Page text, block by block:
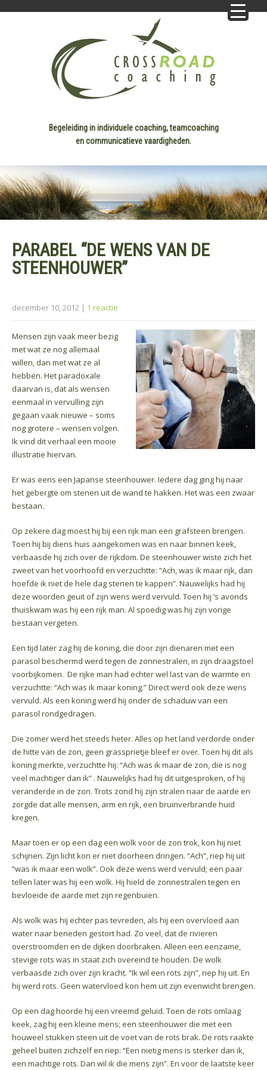
Begeleiding in individuele coaching, teamcoaching
en communicatieve vaardigheden.
PARABEL “DE WENS VAN DE
STEENHOUWER”
december 10, 2012 | 1 reactie
Mensen zijn vaak meer bezig
met wat ze nog allemaal
willen, dan met wat ze al
hebben. Het paradoxale
daarvan is, dat als wensen
eenmaal in vervulling zijn
gegaan vaak nieuwe – soms
nog grotere – wensen volgen.
Ik vind dit verhaal een mooie
illustratie hiervan.
Er was eens een Japanse steenhouwer. Iedere dag ging hij naar
het gebergte om stenen uit de wand te hakken. Het was een zwaar
bestaan.
Op zekere dag moest hij bij een rijk man een grafsteen brengen.
Toen hij bij diens huis aangekomen was en naar binnen keek,
verbaasde hij zich over de rijkdom. De steenhouwer wiste zich het
zweet van het voorhoofd en verzuchtte: “Ach, was ik maar rijk, dan
hoefde ik niet de hele dag stenen te kappen”. Nauwelijks had hij
deze woorden geuit of zijn wens werd vervuld. Toen hij ’s avonds
thuiskwam was hij een rijk man. Al spoedig was hij zijn vorige
bestaan vergeten.
Een tijd later zag hij de koning, die door zijn dienaren met een
parasol beschermd werd tegen de zonnestralen, in zijn draagstoel
voorbijkomen. De rijke man had echter wel last van de warmte en
verzuchtte: “Ach was ik maar koning.” Direct werd ook deze wens
vervuld. Als een koning werd hij onder de schaduw van een
parasol rondgedragen.
Die zomer werd het steeds heter. Alles op het land verdorde onder
de hitte van de zon, geen grassprietje bleef er over. Toen hij dit als
koning merkte, verzuchtte hij: “Ach was ik maar de zon, die is nog
veel machtiger dan ik” . Nauwelijks had hij dit uitgesproken, of hij
veranderde in de zon. Trots zond hij zijn stralen naar de aarde en
zorgde dat alle mensen, arm en rijk, een bruinverbrande huid
kregen.
Maar toen er op een dag een wolk voor de zon trok, kon hij niet
schijnen. Zijn licht kon er niet doorheen dringen. “Ach”, riep hij uit
“was ik maar een wolk”. Ook deze wens werd vervuld; een paar
tellen later was hij een wolk. Hij hield de zonnestralen tegen en
bevloeide de aarde met zijn regenbuien.
Als wolk was hij echter pas tevreden, als hij een overvloed aan
water naar beneden gestort had. Zo veel, dat de rivieren
overstroomden en de dijken doorbraken. Alleen een eenzame,
stevige rots was in staat zich overeind te houden. De wolk
verbaasde zich over zijn kracht. “Ik wil een rots zijn”, riep hij uit. En
hij werd rots. Geen watervloed kon hem uit zijn evenwicht brengen.
Op een dag hoorde hij een vreemd geluid. Toen de rots omlaag
keek, zag hij een kleine mens; een steenhouwer die met een
houweel stukken steen uit de voet van de rots brak. De rots raakte
geheel buiten zichzelf en riep: “Een nietig mens is sterker dan ik,
een machtige rots. Dan wil ik die mens zijn”. En voor de laatste keer